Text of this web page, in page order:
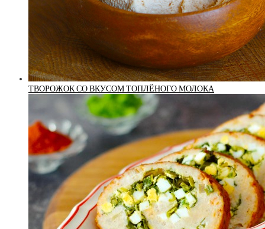
ТВОРОЖОК СО ВКУСОМ ТОПЛЁНОГО МОЛОКА